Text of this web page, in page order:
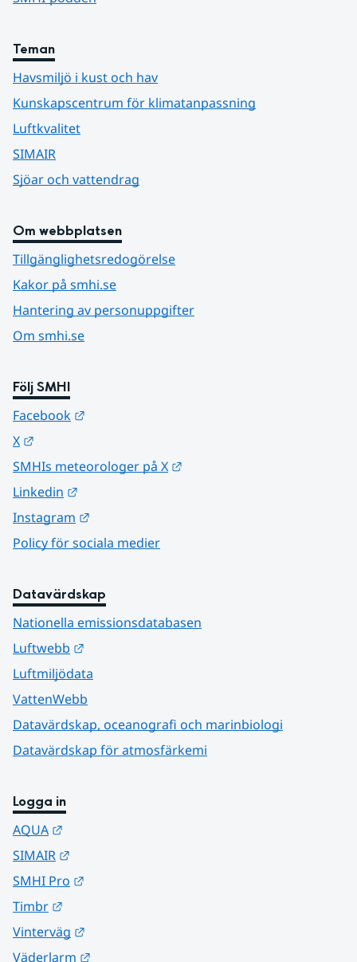
Teman
Havsmiljö i kust och hav
Kunskapscentrum för klimatanpassning
Luftkvalitet
SIMAIR
Sjöar och vattendrag
Om webbplatsen
Tillgänglighetsredogörelse
Kakor på smhi.se
Hantering av personuppgifter
Om smhi.se
Följ SMHI
Facebook
X
SMHIs meteorologer på X
Linkedin
Instagram
Policy för sociala medier
Datavärdskap
Nationella emissionsdatabasen
Luftwebb
Luftmiljödata
VattenWebb
Datavärdskap, oceanografi och marinbiologi
Datavärdskap för atmosfärkemi
Logga in
AQUA
SIMAIR
SMHI Pro
Timbr
Vinterväg
Väderlarm